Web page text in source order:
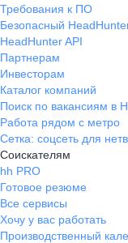
Требования к ПО
Безопасный
HeadHunter API
Партнерам
Инвесторам
Каталог компаний
Поиск по вакансиям в
Работа рядом с метро
Сетка: соцсеть для
Соискателям
hh PRO
Готовое резюме
Все сервисы
Хочу у вас работать
Производственный